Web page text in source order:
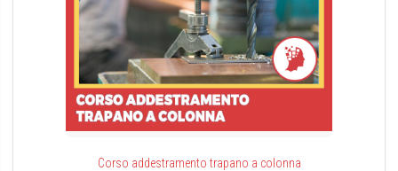
Corso addestramento trapano a colonna